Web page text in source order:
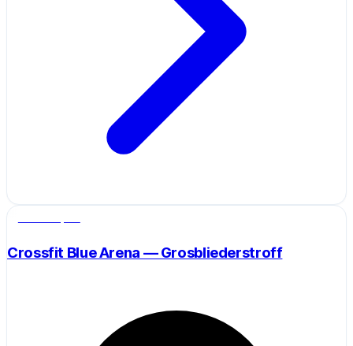
Crossfit Blue Arena — Grosbliederstroff